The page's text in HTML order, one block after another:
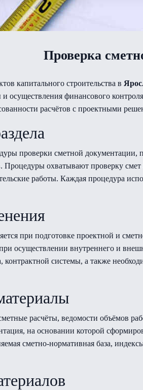
Проверка
капитального строительства в
осуществления финансового
расчётов с проектными
проверки сметной
Процедуры охватывают проверку
работы. Каждая процедура
при подготовке проектной и
осуществлении внутреннего и
контрактной системы, а также
расчёты, ведомости объёмов
на основании которой
сметно-нормативная база,